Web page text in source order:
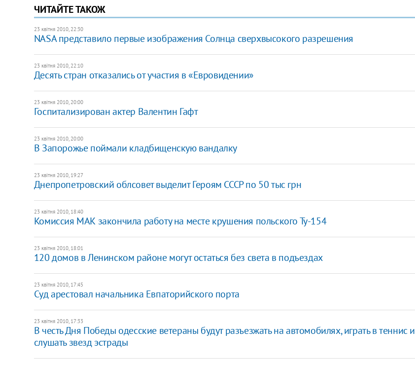
ЧИТАЙТЕ ТАКОЖ
23 квітня 2010, 22:30
NASA представило первые изображения Солнца сверхвысокого разрешения
23 квітня 2010, 22:10
Десять стран отказались от участия в «Евровидении»
23 квітня 2010, 20:00
Госпитализирован актер Валентин Гафт
23 квітня 2010, 20:00
В Запорожье поймали кладбищенскую вандалку
23 квітня 2010, 19:27
Днепропетровский облсовет выделит Героям СССР по 50 тыс грн
23 квітня 2010, 18:40
Комиссия МАК закончила работу на месте крушения польского Ту-154
23 квітня 2010, 18:01
120 домов в Ленинском районе могут остаться без света в подъездах
23 квітня 2010, 17:45
Суд арестовал начальника Евпаторийского порта
23 квітня 2010, 17:33
В честь Дня Победы одесские ветераны будут разъезжать на автомобилях, играть в теннис и
слушать звезд эстрады